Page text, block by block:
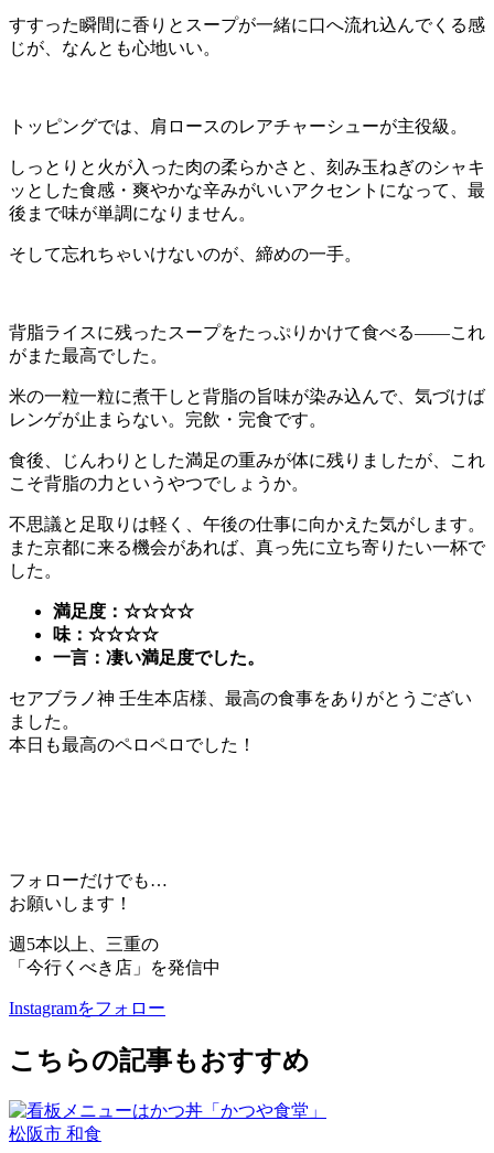
すすった瞬間に香りとスープが一緒に口へ流れ込んでくる感
じが、なんとも心地いい。
トッピングでは、肩ロースのレアチャーシューが主役級。
しっとりと火が入った肉の柔らかさと、刻み玉ねぎのシャキ
ッとした食感・爽やかな辛みがいいアクセントになって、最
後まで味が単調になりません。
そして忘れちゃいけないのが、締めの一手。
背脂ライスに残ったスープをたっぷりかけて食べる——これ
がまた最高でした。
米の一粒一粒に煮干しと背脂の旨味が染み込んで、気づけば
レンゲが止まらない。完飲・完食です。
食後、じんわりとした満足の重みが体に残りましたが、これ
こそ背脂の力というやつでしょうか。
不思議と足取りは軽く、午後の仕事に向かえた気がします。
また京都に来る機会があれば、真っ先に立ち寄りたい一杯で
した。
満足度：☆☆☆☆
味：☆☆☆☆
一言：凄い満足度でした。
セアブラノ神 壬生本店様、最高の食事をありがとうござい
ました。
本日も最高のペロペロでした！
フォローだけでも…
お願いします！
週5本以上、三重の
「今行くべき店」を発信中
Instagramをフォロー
こちらの記事もおすすめ
松阪市 和食